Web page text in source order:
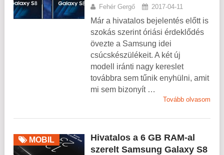
Fehér Gergő 2017-04-11
Már a hivatalos bejelentés előtt is
szokás szerint óriási érdeklődés
övezte a Samsung idei
csúcskészülékeit. A két új
modell iránti nagy kereslet
továbbra sem tűnik enyhülni, amit
mi sem bizonyít …
Tovább olvasom
MOBIL
Hivatalos a 6 GB RAM-al
szerelt Samsung Galaxy S8